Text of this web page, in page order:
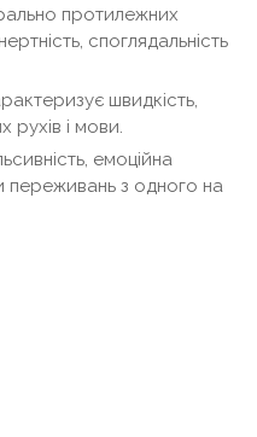
протилежних
споглядальність
швидкість,
рухів і мови.
емоційна
переживань з одного на